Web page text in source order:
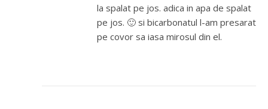
la spalat pe jos. adica in apa de spalat
pe jos. 🙂 si bicarbonatul l-am presarat
pe covor sa iasa mirosul din el.